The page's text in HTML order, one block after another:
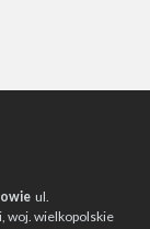
ul.
woj. wielkopolskie